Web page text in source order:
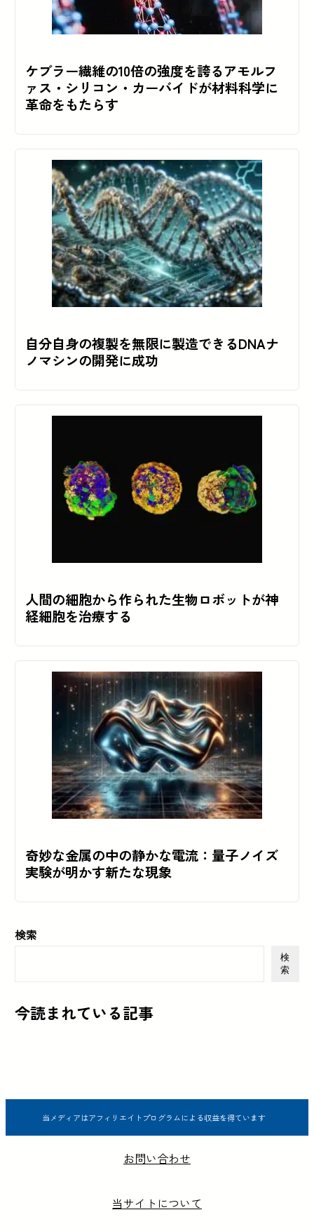
ケブラー繊維の10倍の強度を誇るアモルフ
ァス・シリコン・カーバイドが材料科学に
革命をもたらす
自分自身の複製を無限に製造できるDNAナ
ノマシンの開発に成功
人間の細胞から作られた生物ロボットが神
経細胞を治療する
奇妙な金属の中の静かな電流：量子ノイズ
実験が明かす新たな現象
検索
検
索
今読まれている記事
当メディアはアフィリエイトプログラムによる収益を得ています
お問い合わせ
当サイトについて